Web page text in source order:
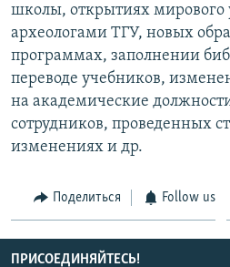
школы, открытиях мирового
археологами ТГУ, новых
программах, заполнении
переводе учебников,
на академические
сотрудников, проведенных
изменениях и др.
Поделиться Follow us
ПРИСОЕДИНЯЙТЕСЬ!